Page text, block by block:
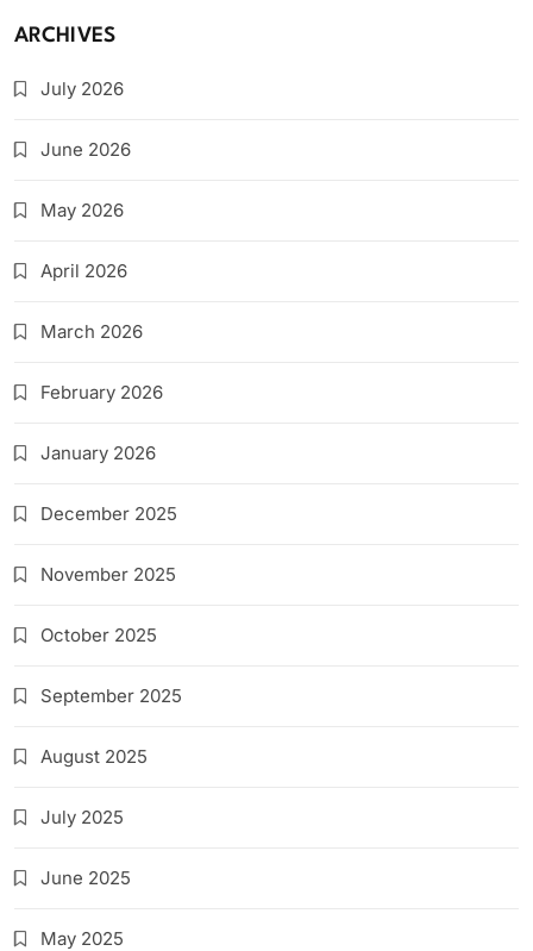
ARCHIVES
July 2026
June 2026
May 2026
April 2026
March 2026
February 2026
January 2026
December 2025
November 2025
October 2025
September 2025
August 2025
July 2025
June 2025
May 2025